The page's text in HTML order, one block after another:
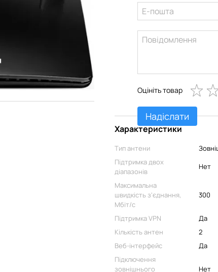
Оцініть товар
Надіслати
Характеристики
Тип антени
Підтримка двох
діапазонів
Нет
Максимальна
швидкість з'єднання,
Мбіт/с
300
Підтримка VPN
Да
Кількість антен
2
Веб-інтерфейс
Да
Підключення
зовнішнього
Нет